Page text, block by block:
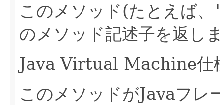
このメソッド(たとえば、
のメソッド記述子を返し
Java Virtual Machine仕
このメソッドがJavaフレ